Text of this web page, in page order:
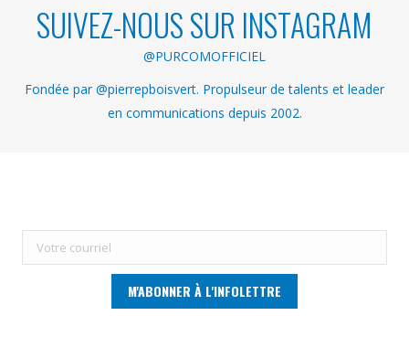
SUIVEZ-NOUS SUR INSTAGRAM
@PURCOMOFFICIEL
Fondée par @pierrepboisvert. Propulseur de talents et leader
en communications depuis 2002.